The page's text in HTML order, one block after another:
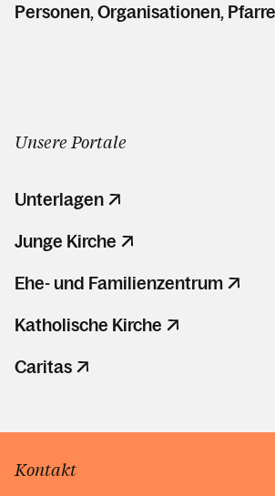
Personen, Organisationen,
Unsere Portale
Unterlagen
Junge Kirche
Ehe- und Familienzentrum
Katholische Kirche
Caritas
Kontakt